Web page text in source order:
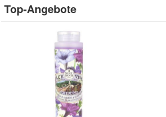
Top-Angebote